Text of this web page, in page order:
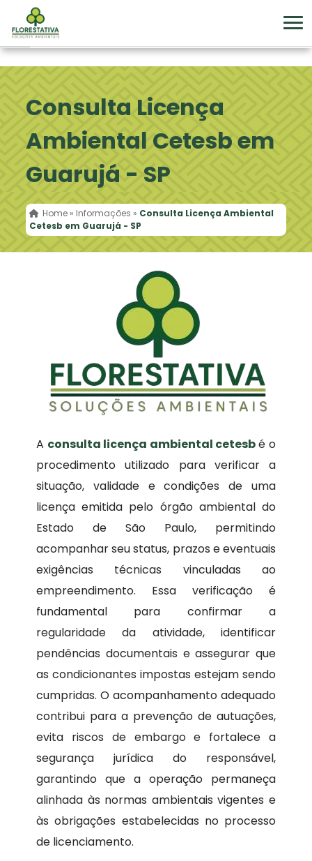
Consulta Licença
Ambiental Cetesb em
Guarujá - SP
Home » Informações » Consulta Licença Ambiental
Cetesb em Guarujá - SP
A consulta licença ambiental cetesbé o
procedimento utilizado para verificar a
situação, validade e condições de uma
licença emitida pelo órgão ambiental do
Estado de São Paulo, permitindo
acompanhar seu status, prazos e eventuais
exigências técnicas vinculadas ao
empreendimento. Essa verificação é
fundamental para confirmar a
regularidade da atividade, identificar
pendências documentais e assegurar que
as condicionantes impostas estejam sendo
cumpridas. O acompanhamento adequado
contribui para a prevenção de autuações,
evita riscos de embargo e fortalece a
segurança jurídica do responsável,
garantindo que a operação permaneça
alinhada às normas ambientais vigentes e
às obrigações estabelecidas no processo
de licenciamento.